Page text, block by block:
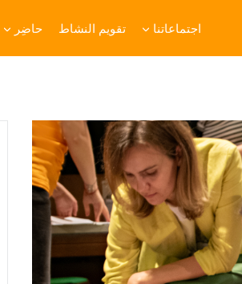
اجتماعاتنا تقويم النشاط حاضِر